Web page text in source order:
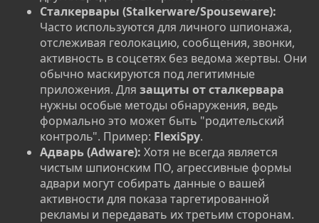
Сталкервары (Stalkerware/Spouseware):
Часто используются для личного шпионажа,
отслеживая геолокацию, сообщения, звонки,
активность в соцсетях без ведома жертвы. Они
обычно маскируются под легитимные
приложения. Для защиты от сталкервара
нужны особые методы обнаружения, ведь
формально это может быть "родительский
контроль". Пример: FlexiSpy.
Адварь (Adware): Хотя не всегда является
чистым шпионским ПО, агрессивные формы
адвари могут собирать данные о вашей
активности для показа таргетированной
рекламы и передавать их третьим сторонам.